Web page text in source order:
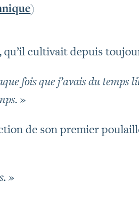
)
cultivait depuis
fois que j’avais du temps
»
de son premier
»